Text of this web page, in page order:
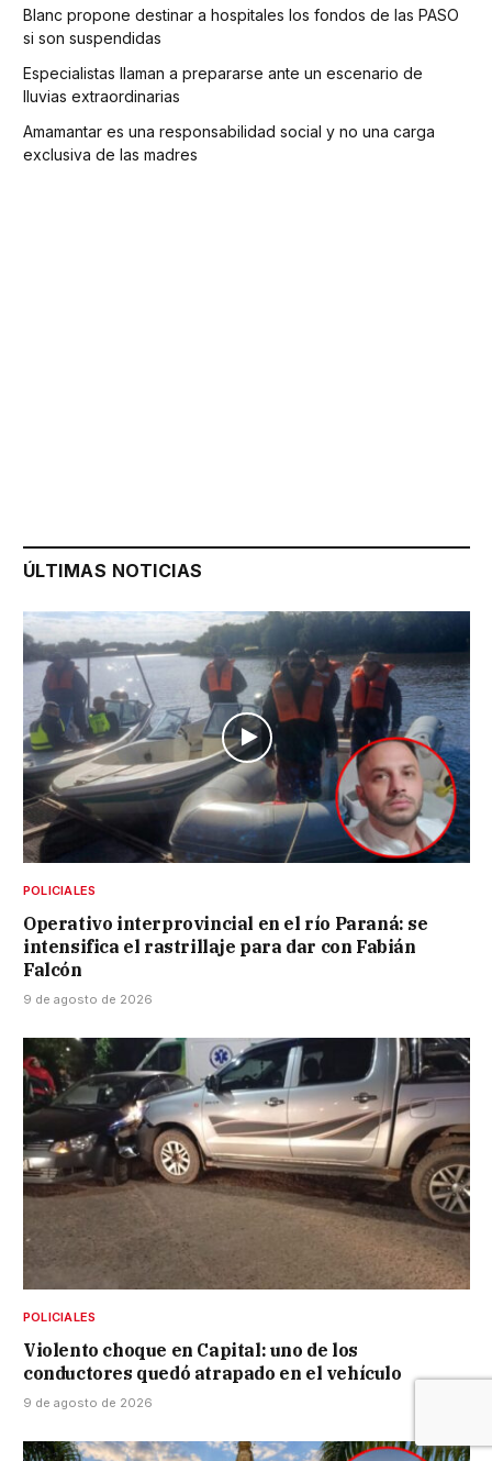
Blanc propone destinar a hospitales los fondos de las PASO
si son suspendidas
Especialistas llaman a prepararse ante un escenario de
lluvias extraordinarias
Amamantar es una responsabilidad social y no una carga
exclusiva de las madres
ÚLTIMAS NOTICIAS
POLICIALES
Operativo interprovincial en el río Paraná: se
intensifica el rastrillaje para dar con Fabián
Falcón
9 de agosto de 2026
POLICIALES
Violento choque en Capital: uno de los
conductores quedó atrapado en el vehículo
9 de agosto de 2026